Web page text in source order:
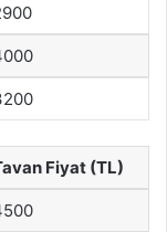
Fiyat (TL)